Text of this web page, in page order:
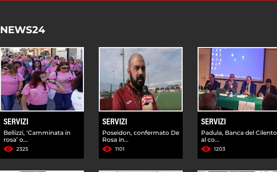
NEWS24
SERVIZI
Bellizzi, ‘Camminata in
rosa’ o...
2325
SERVIZI
Poseidon, confermato De
Rosa in...
1101
SERVIZI
Padula, Banca del Cilento
al co...
1203